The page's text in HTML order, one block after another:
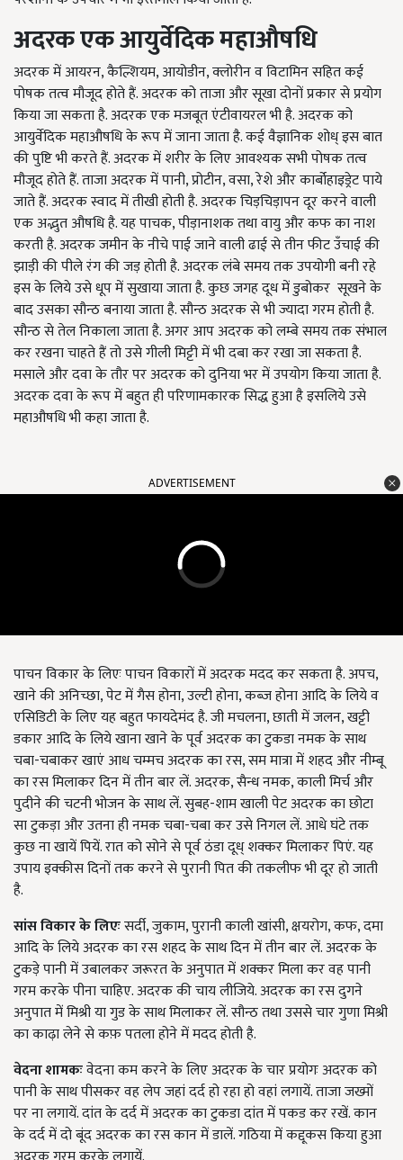
अदरकएकआयुर्वेदिकमहाऔषधि
अदरक में आयरन, कैल्शियम, आयोडीन, क्लोरीन व विटामिन सहित कई
पोषक तत्व मौजूद होते हैं. अदरक को ताजा और सूखा दोनों प्रकार से प्रयोग
किया जा सकता है. अदरक एक मजबूत एंटीवायरल भी है. अदरक को
आयुर्वेदिक महाऔषधि के रूप में जाना जाता है. कई वैज्ञानिक शोध् इस बात
की पुष्टि भी करते हैं. अदरक में शरीर के लिए आवश्यक सभी पोषक तत्व
मौजूद होते हैं. ताजा अदरक में पानी, प्रोटीन, वसा, रेशे और कार्बोहाइड्रेट पाये
जाते हैं. अदरक स्वाद में तीखी होती है. अदरक चिड़चिड़ापन दूर करने वाली
एक अद्भुत औषधि है. यह पाचक, पीड़ानाशक तथा वायु और कफ का नाश
करती है. अदरक जमीन के नीचे पाई जाने वाली ढाई से तीन फीट उँचाई की
झाड़ी की पीले रंग की जड़ होती है. अदरक लंबे समय तक उपयोगी बनी रहे
इस के लिये उसे धूप में सुखाया जाता है. कुछ जगह दूध में डुबोकर सूखने के
बाद उसका सौन्ठ बनाया जाता है. सौन्ठ अदरक से भी ज्यादा गरम होती है.
सौन्ठ से तेल निकाला जाता है. अगर आप अदरक को लम्बे समय तक संभाल
कर रखना चाहते हैं तो उसे गीली मिट्टी में भी दबा कर रखा जा सकता है.
मसाले और दवा के तौर पर अदरक को दुनिया भर में उपयोग किया जाता है.
अदरक दवा के रूप में बहुत ही परिणामकारक सिद्ध हुआ है इसलिये उसे
महाऔषधि भी कहा जाता है.
ADVERTISEMENT
पाचन विकार के लिएः पाचन विकारों में अदरक मदद कर सकता है. अपच,
खाने की अनिच्छा, पेट में गैस होना, उल्टी होना, कब्ज होना आदि के लिये व
एसिडिटी के लिए यह बहुत फायदेमंद है. जी मचलना, छाती में जलन, खट्टी
डकार आदि के लिये खाना खाने के पूर्व अदरक का टुकडा नमक के साथ
चबा-चबाकर खाएं आध चम्मच अदरक का रस, सम मात्रा में शहद और नीम्बू
का रस मिलाकर दिन में तीन बार लें. अदरक, सैन्ध नमक, काली मिर्च और
पुदीने की चटनी भोजन के साथ लें. सुबह-शाम खाली पेट अदरक का छोटा
सा टुकड़ा और उतना ही नमक चबा-चबा कर उसे निगल लें. आधे घंटे तक
कुछ ना खायें पियें. रात को सोने से पूर्व ठंडा दूध् शक्कर मिलाकर पिएं. यह
उपाय इक्कीस दिनों तक करने से पुरानी पित की तकलीफ भी दूर हो जाती
है.
सांस विकार के लिएःसर्दी, जुकाम, पुरानी काली खांसी, क्षयरोग, कफ, दमा
आदि के लिये अदरक का रस शहद के साथ दिन में तीन बार लें. अदरक के
टुकड़े पानी में उबालकर जरूरत के अनुपात में शक्कर मिला कर वह पानी
गरम करके पीना चाहिए. अदरक की चाय लीजिये. अदरक का रस दुगने
अनुपात में मिश्री या गुड के साथ मिलाकर लें. सौन्ठ तथा उससे चार गुणा मिश्री
का काढ़ा लेने से कफ़ पतला होने में मदद होती है.
वेदना शामकःवेदना कम करने के लिए अदरक के चार प्रयोगः अदरक को
पानी के साथ पीसकर वह लेप जहां दर्द हो रहा हो वहां लगायें. ताजा जख्मों
पर ना लगायें. दांत के दर्द में अदरक का टुकडा दांत में पकड कर रखें. कान
के दर्द में दो बूंद अदरक का रस कान में डालें. गठिया में कद्दूकस किया हुआ